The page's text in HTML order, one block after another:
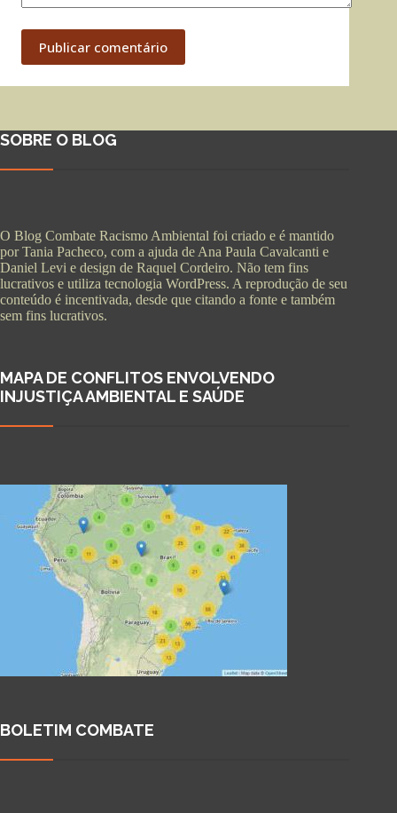
Publicar comentário
SOBRE O BLOG
O Blog Combate Racismo Ambiental foi criado e é mantido
por Tania Pacheco, com a ajuda de Ana Paula Cavalcanti e
Daniel Levi e design de Raquel Cordeiro. Não tem fins
lucrativos e utiliza tecnologia WordPress. A reprodução de seu
conteúdo é incentivada, desde que citando a fonte e também
sem fins lucrativos.
MAPA DE CONFLITOS ENVOLVENDO
INJUSTIÇA AMBIENTAL E SAÚDE
BOLETIM COMBATE